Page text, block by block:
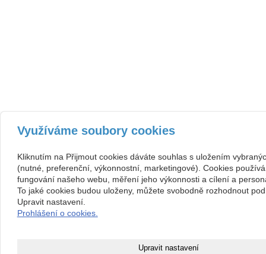
Využíváme soubory cookies
Kliknutím na Přijmout cookies dáváte souhlas s uložením
(nutné, preferenční, výkonnostní, marketingové). Cookies
fungování našeho webu, měření jeho výkonnosti a cílení a
To jaké cookies budou uloženy, můžete svobodně rozhodnout
Upravit nastavení.
Prohlášení o cookies.
Upravit nastavení